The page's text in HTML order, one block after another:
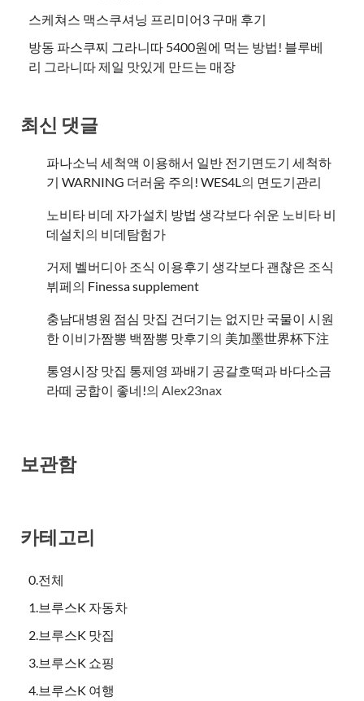
스케쳐스 맥스쿠셔닝 프리미어3 구매 후기
방동 파스쿠찌 그라니따 5400원에 먹는 방법! 블루베
리 그라니따 제일 맛있게 만드는 매장
최신 댓글
파나소닉 세척액 이용해서 일반 전기면도기 세척하
기 WARNING 더러움 주의! WES4L의 면도기관리
노비타 비데 자가설치 방법 생각보다 쉬운 노비타 비
데설치의 비데탐험가
거제 벨버디아 조식 이용후기 생각보다 괜찮은 조식
뷔페의 ​Finessa supplement
충남대병원 점심 맛집 건더기는 없지만 국물이 시원
한 이비가짬뽕 백짬뽕 맛후기의 美加墨世界杯下注
통영시장 맛집 통제영 꽈배기 공갈호떡과 바다소금
라떼 궁합이 좋네!의 Alex23nax
보관함
카테고리
0.전체
1.브루스K 자동차
2.브루스K 맛집
3.브루스K 쇼핑
4.브루스K 여행